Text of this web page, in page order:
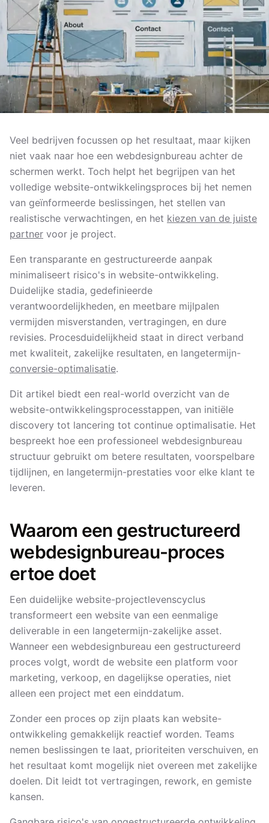
Veel bedrijven focussen op het resultaat, maar kijken
niet vaak naar hoe een webdesignbureau achter de
schermen werkt. Toch helpt het begrijpen van het
volledige website-ontwikkelingsproces bij het nemen
van geïnformeerde beslissingen, het stellen van
realistische verwachtingen, en het kiezen van de juiste
partner voor je project.
Een transparante en gestructureerde aanpak
minimaliseert risico's in website-ontwikkeling.
Duidelijke stadia, gedefinieerde
verantwoordelijkheden, en meetbare mijlpalen
vermijden misverstanden, vertragingen, en dure
revisies. Procesduidelijkheid staat in direct verband
met kwaliteit, zakelijke resultaten, en langetermijn-
conversie-optimalisatie.
Dit artikel biedt een real-world overzicht van de
website-ontwikkelingsprocesstappen, van initiële
discovery tot lancering tot continue optimalisatie. Het
bespreekt hoe een professioneel webdesignbureau
structuur gebruikt om betere resultaten, voorspelbare
tijdlijnen, en langetermijn-prestaties voor elke klant te
leveren.
Waarom een gestructureerd
webdesignbureau-proces
ertoe doet
Een duidelijke website-projectlevenscyclus
transformeert een website van een eenmalige
deliverable in een langetermijn-zakelijke asset.
Wanneer een webdesignbureau een gestructureerd
proces volgt, wordt de website een platform voor
marketing, verkoop, en dagelijkse operaties, niet
alleen een project met een einddatum.
Zonder een proces op zijn plaats kan website-
ontwikkeling gemakkelijk reactief worden. Teams
nemen beslissingen te laat, prioriteiten verschuiven, en
het resultaat komt mogelijk niet overeen met zakelijke
doelen. Dit leidt tot vertragingen, rework, en gemiste
kansen.